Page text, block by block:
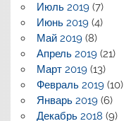
Июль 2019(7)
Июнь 2019(4)
Май 2019(8)
Апрель 2019(21)
Март 2019(13)
Февраль 2019(10)
Январь 2019(6)
Декабрь 2018 (9)